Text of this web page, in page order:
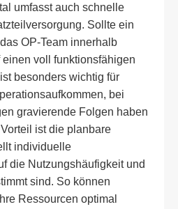
umfasst auch schnelle
Sollte ein
OP-Team innerhalb
voll funktionsfähigen
besonders wichtig für
bei
gravierende Folgen haben
ist die planbare
individuelle
die Nutzungshäufigkeit und
sind. So können
Ressourcen optimal